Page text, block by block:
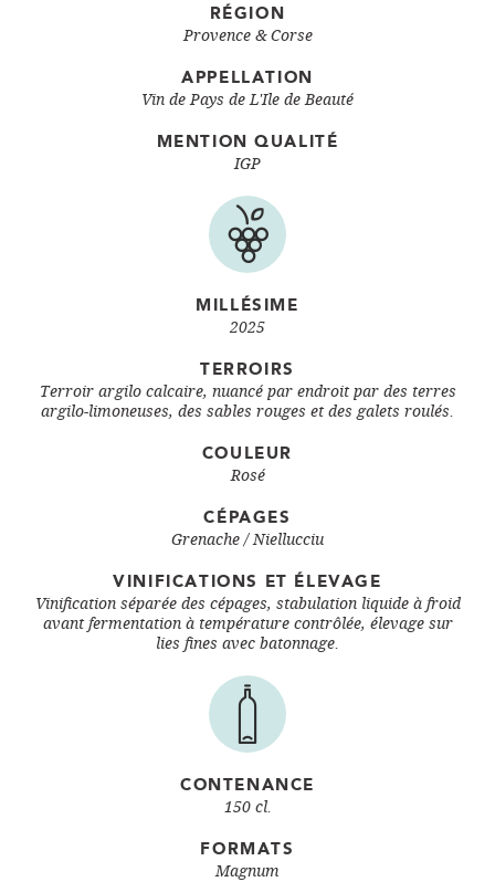
RÉGION
Provence & Corse
APPELLATION
Vin de Pays de L'Ile de Beauté
MENTION QUALITÉ
IGP
MILLÉSIME
2025
TERROIRS
Terroir argilo calcaire, nuancé par endroit par des terres
argilo-limoneuses, des sables rouges et des galets roulés.
COULEUR
Rosé
CÉPAGES
Grenache Niellucciu
VINIFICATIONS ET ÉLEVAGE
Vinification séparée des cépages, stabulation liquide à froid
avant fermentation à température contrôlée, élevage sur
lies fines avec batonnage.
CONTENANCE
150 cl.
FORMATS
Magnum